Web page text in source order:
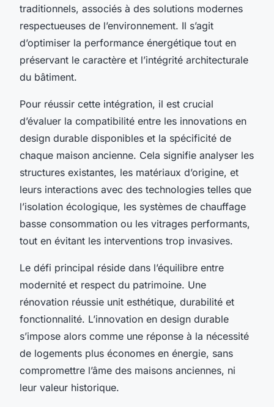
traditionnels, associés à des solutions modernes
respectueuses de l’environnement. Il s’agit
d’optimiser la performance énergétique tout en
préservant le caractère et l’intégrité architecturale
du bâtiment.
Pour réussir cette intégration, il est crucial
d’évaluer la compatibilité entre les innovations en
design durable disponibles et la spécificité de
chaque maison ancienne. Cela signifie analyser les
structures existantes, les matériaux d’origine, et
leurs interactions avec des technologies telles que
l’isolation écologique, les systèmes de chauffage
basse consommation ou les vitrages performants,
tout en évitant les interventions trop invasives.
Le défi principal réside dans l’équilibre entre
modernité et respect du patrimoine. Une
rénovation réussie unit esthétique, durabilité et
fonctionnalité. L’innovation en design durable
s’impose alors comme une réponse à la nécessité
de logements plus économes en énergie, sans
compromettre l’âme des maisons anciennes, ni
leur valeur historique.